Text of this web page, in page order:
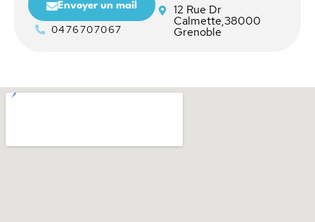
Envoyer un mail
0476707067
12 Rue Dr
Calmette,38000
Grenoble